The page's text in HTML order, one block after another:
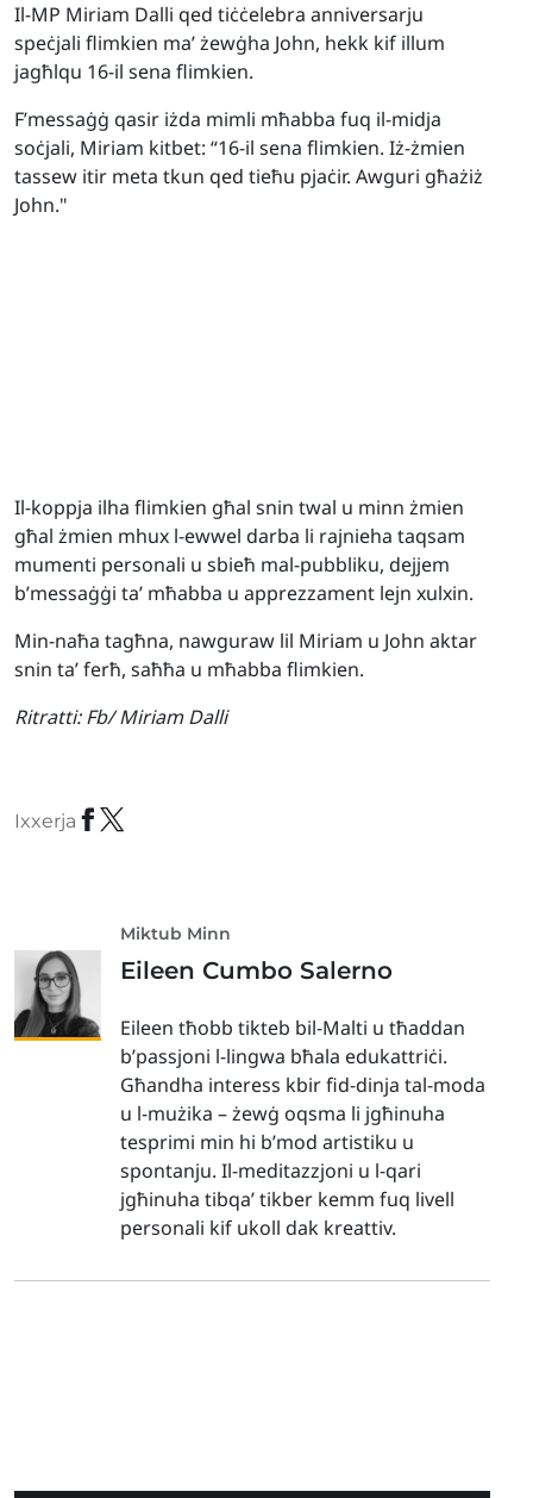
Il-MP Miriam Dalli qed tiċċelebra anniversarju
speċjali flimkien ma’ żewġha John, hekk kif illum
jagħlqu 16-il sena flimkien.
F’messaġġ qasir iżda mimli mħabba fuq il-midja
soċjali, Miriam kitbet: “16-il sena flimkien. Iż-żmien
tassew itir meta tkun qed tieħu pjaċir. Awguri għażiż
John."
Il-koppja ilha flimkien għal snin twal u minn żmien
għal żmien mhux l-ewwel darba li rajnieha taqsam
mumenti personali u sbieħ mal-pubbliku, dejjem
b’messaġġi ta’ mħabba u apprezzament lejn xulxin.
Min-naħa tagħna, nawguraw lil Miriam u John aktar
snin ta’ ferħ, saħħa u mħabba flimkien.
Ritratti: Fb/ Miriam Dalli
Ixxerja
Miktub Minn
Eileen Cumbo Salerno
Eileen tħobb tikteb bil-Malti u tħaddan
b’passjoni l-lingwa bħala edukattriċi.
Għandha interess kbir fid-dinja tal-moda
u l-mużika – żewġ oqsma li jgħinuha
tesprimi min hi b’mod artistiku u
spontanju. Il-meditazzjoni u l-qari
jgħinuha tibqa’ tikber kemm fuq livell
personali kif ukoll dak kreattiv.